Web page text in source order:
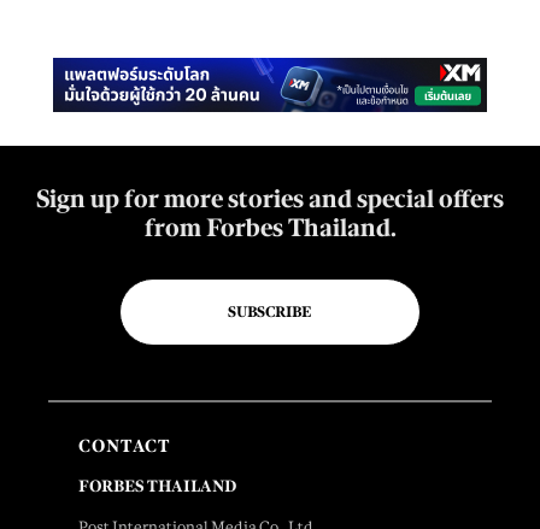
Sign up for more stories and special offers
from Forbes Thailand.
SUBSCRIBE
CONTACT
FORBES THAILAND